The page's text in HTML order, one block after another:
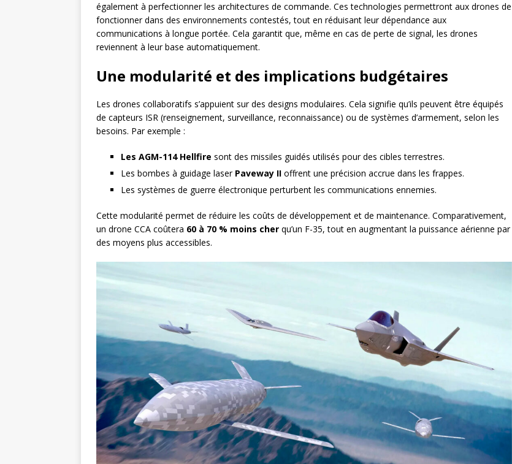
également à perfectionner les architectures de commande. Ces technologies permettront aux drones de
fonctionner dans des environnements contestés, tout en réduisant leur dépendance aux
communications à longue portée. Cela garantit que, même en cas de perte de signal, les drones
reviennent à leur base automatiquement.
Une modularité et des implications budgétaires
Les drones collaboratifs s’appuient sur des designs modulaires. Cela signifie qu’ils peuvent être équipés
de capteurs ISR (renseignement, surveillance, reconnaissance) ou de systèmes d’armement, selon les
besoins. Par exemple :
Les AGM-114 Hellfire sont des missiles guidés utilisés pour des cibles terrestres.
Les bombes à guidage laser Paveway II offrent une précision accrue dans les frappes.
Les systèmes de guerre électronique perturbent les communications ennemies.
Cette modularité permet de réduire les coûts de développement et de maintenance. Comparativement,
un drone CCA coûtera 60 à 70 % moins cher qu’un F-35, tout en augmentant la puissance aérienne par
des moyens plus accessibles.